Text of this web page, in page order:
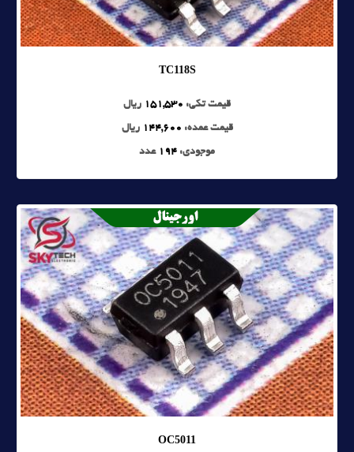
TC118S
قیمت تکی: 151,530 ریال
قیمت عمده: 144,600 ریال
موجودی: 194 عدد
OC5011